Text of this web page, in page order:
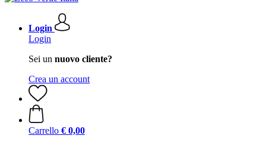
Login
Login
Sei un nuovo cliente?
Crea un account
Carrello € 0,00